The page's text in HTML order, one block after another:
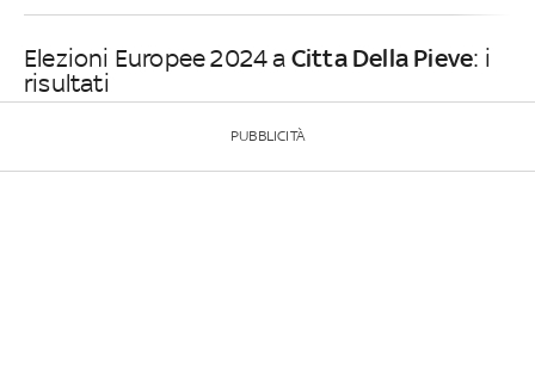
Elezioni Europee 2024 a Citta Della Pieve: i
risultati
PUBBLICITÀ